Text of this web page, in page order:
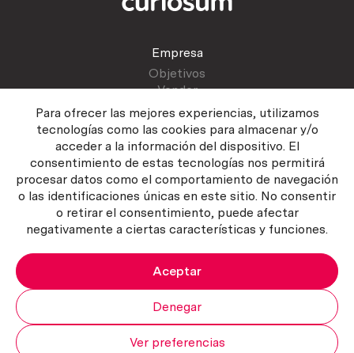
Para ofrecer las mejores experiencias, utilizamos
tecnologías como las cookies para almacenar y/o
acceder a la información del dispositivo. El
consentimiento de estas tecnologías nos permitirá
procesar datos como el comportamiento de navegación
o las identificaciones únicas en este sitio. No consentir
o retirar el consentimiento, puede afectar
negativamente a ciertas características y funciones.
Aceptar
Denegar
Ver preferencias
Empresa
Objetivos
Vender
Atención al cliente
Contactar
Manual del vendedor
Política del servicio
Política de Cookies
Copyright ©2026 Curiosum S.L. Todos los derechos reservados.